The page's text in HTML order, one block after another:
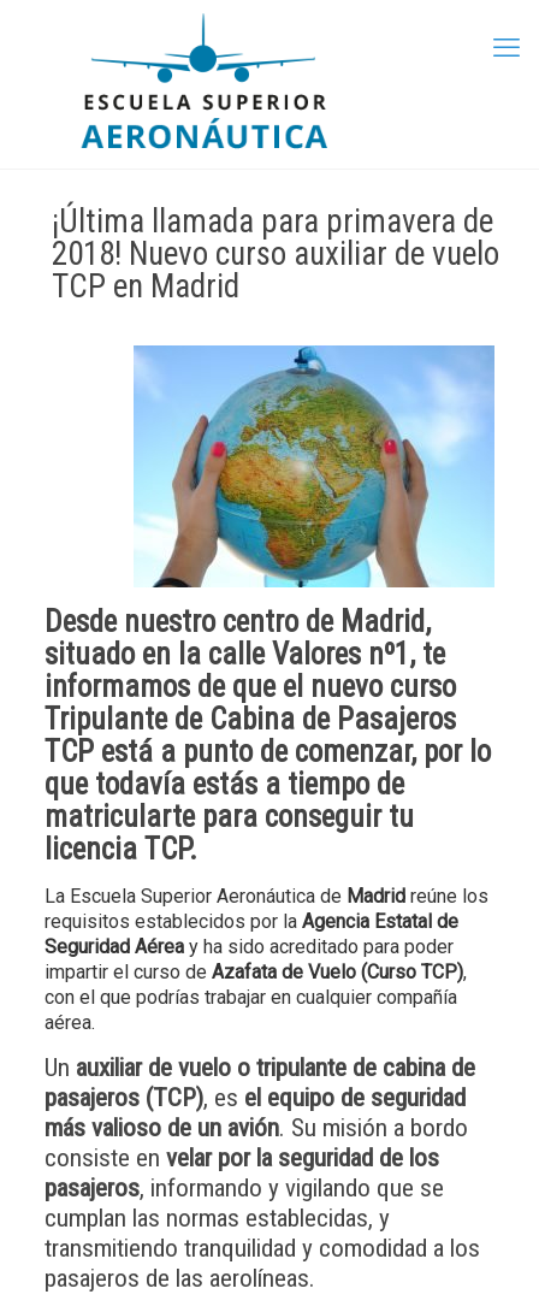
¡Última llamada para primavera de
2018! Nuevo curso auxiliar de vuelo
TCP en Madrid
Desde nuestro centro deMadrid,
situado en la calle Valores nº1, te
informamos de que el nuevo curso
Tripulante de Cabina de Pasajeros
TCPestá a punto de comenzar, por lo
que todavía estás a tiempo de
matricularte para conseguir tu
licencia TCP.
La Escuela Superior Aeronáutica de Madrid reúne los
requisitos establecidos por la Agencia Estatal de
Seguridad Aéreay ha sido acreditado para poder
impartir el curso de Azafata de Vuelo (Curso TCP),
con el que podrías trabajar en cualquier compañía
aérea.
Un auxiliar de vuelo o tripulante de cabina de
pasajeros (TCP), es el equipo de seguridad
más valioso de un avión. Su misión a bordo
consiste en velar por la seguridad de los
pasajeros, informando y vigilando que se
cumplan las normas establecidas, y
transmitiendo tranquilidad y comodidad a los
pasajeros de las aerolíneas.